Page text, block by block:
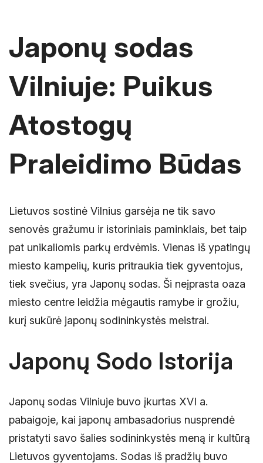
Japonų sodas
Vilniuje: Puikus
Atostogų
Praleidimo Būdas
Lietuvos sostinė Vilnius garsėja ne tik savo
senovės gražumu ir istoriniais paminklais, bet taip
pat unikaliomis parkų erdvėmis. Vienas iš ypatingų
miesto kampelių, kuris pritraukia tiek gyventojus,
tiek svečius, yra Japonų sodas. Ši neįprasta oaza
miesto centre leidžia mėgautis ramybe ir grožiu,
kurį sukūrė japonų sodininkystės meistrai.
Japonų Sodo Istorija
Japonų sodas Vilniuje buvo įkurtas XVI a.
pabaigoje, kai japonų ambasadorius nusprendė
pristatyti savo šalies sodininkystės meną ir kultūrą
Lietuvos gyventojams. Sodas iš pradžių buvo